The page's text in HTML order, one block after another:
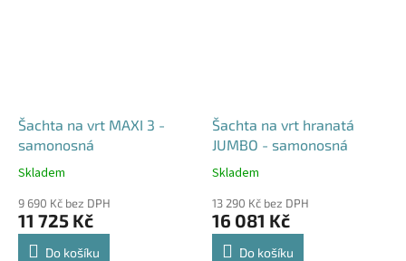
Šachta na vrt MAXI 3 -
samonosná
Průměrné
produktu
je
4,2
Skladem
9 690 Kč bez DPH
11 725 Kč
Do košíku
Šachta na vrt hranatá
JUMBO - samonosná
Průměrné
produktu
je
5,0
Skladem
13 290 Kč bez DPH
16 081 Kč
Do košíku